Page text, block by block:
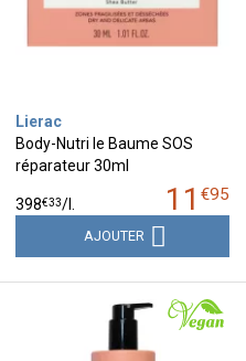
Lierac
Body-Nutri le Baume SOS
réparateur 30ml
11 €95
398€33/
AJOUTER